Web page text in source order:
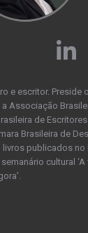
e escritor. Preside
Associação
de
Brasileira de
publicados no
cultural ‘A